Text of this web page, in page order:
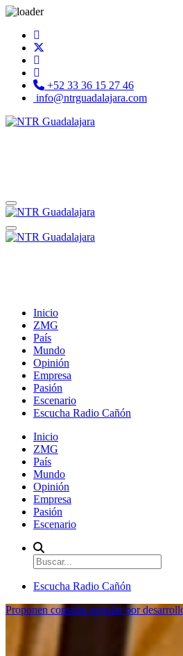
+52 33 36 15 27 46
info@ntrguadalajara.com
Inicio
ZMG
País
Mundo
Opinión
Empresa
Pasión
Escenario
Escucha Radio Cañón
Inicio
ZMG
País
Mundo
Opinión
Empresa
Pasión
Escenario
Escucha Radio Cañón
Proponen consulta popular por